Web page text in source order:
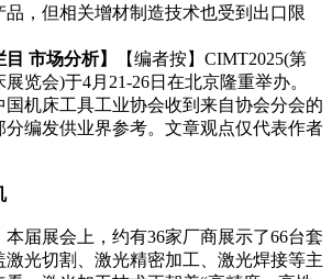
，但相关增材制造技术也受到出口限
市场分析】
【编者按】CIMT2025(第
览会)于4月21-26日在北京隆重举办。
国机床工具工业协会收到来自协会分会的
分编发供业界参考。文章观点仅代表作者
展会上，约有36家厂商展示了66台套
光切割、激光精密加工、激光焊接等主